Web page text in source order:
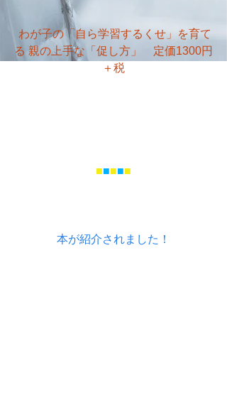
る 親の上手な「促し方」　定価1300円
＋税
■■■■■
本が紹介されました！